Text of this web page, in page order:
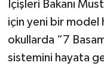
İçişleri Bakanı
için yeni bir model
okullarda “7
sistemini hayata
SAĞLIK
Spor